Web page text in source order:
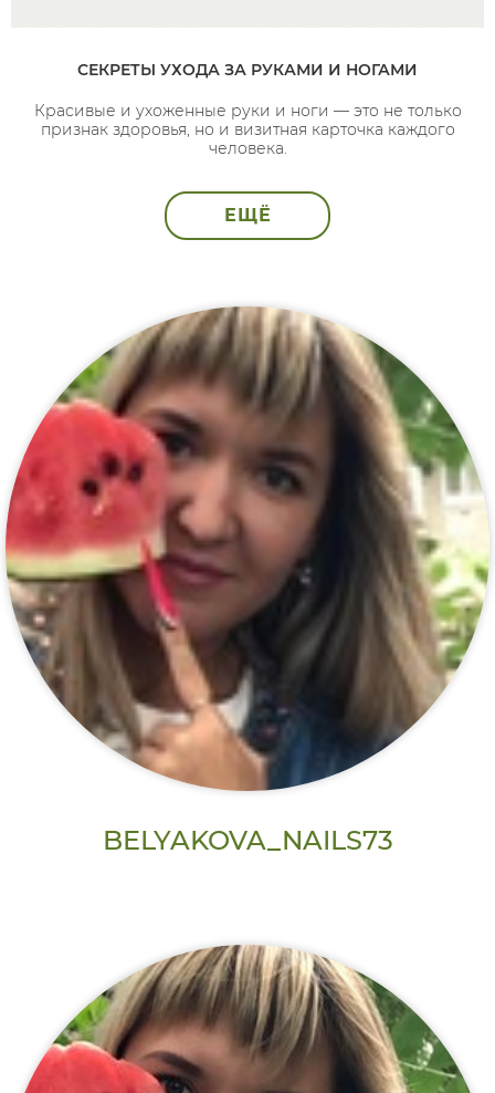
СЕКРЕТЫ УХОДА ЗА РУКАМИ И НОГАМИ
Красивые и ухоженные руки и ноги — это не только
признак здоровья, но и визитная карточка каждого
человека.
ЕЩЁ
BELYAKOVA_NAILS73